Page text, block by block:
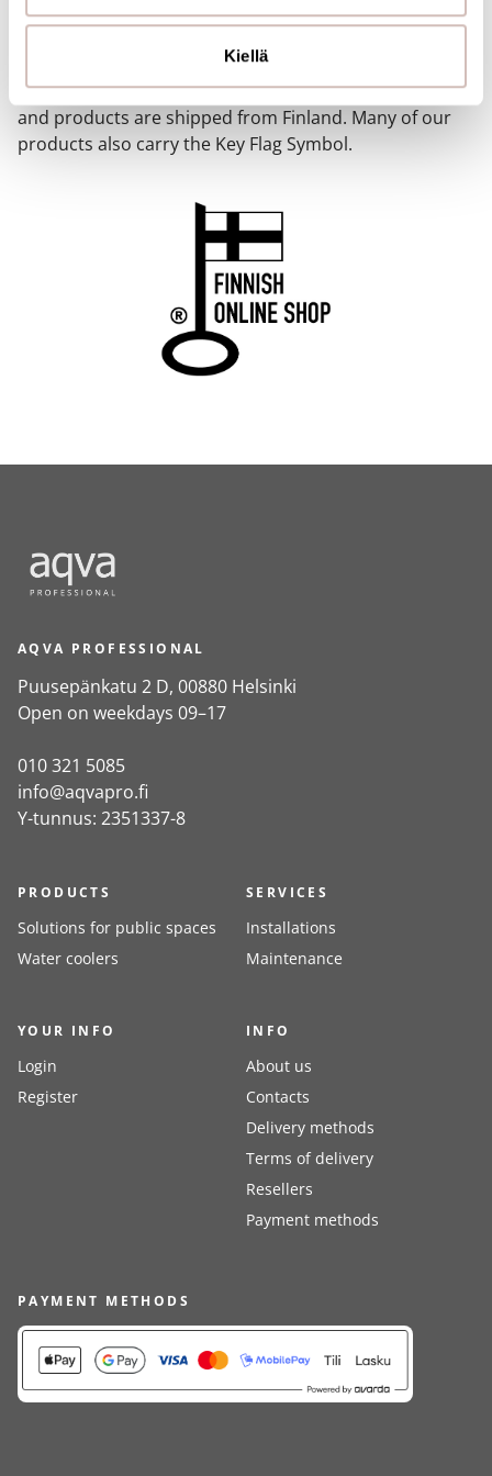
Kiellä
FINNISH ONLINE SHOP
Our online store has been awarded the Key Flag
Symbol. The store is operated by a Finnish company
and products are shipped from Finland. Many of our
products also carry the Key Flag Symbol.
AQVA PROFESSIONAL
Puusepänkatu 2 D, 00880 Helsinki
Open on weekdays 09–17
010 321 5085
info@aqvapro.fi
Y-tunnus: 2351337-8
PRODUCTS
Solutions for public spaces
Water coolers
SERVICES
Installations
Maintenance
YOUR INFO
Login
Register
INFO
About us
Contacts
Delivery methods
Terms of delivery
Resellers
Payment methods
PAYMENT METHODS